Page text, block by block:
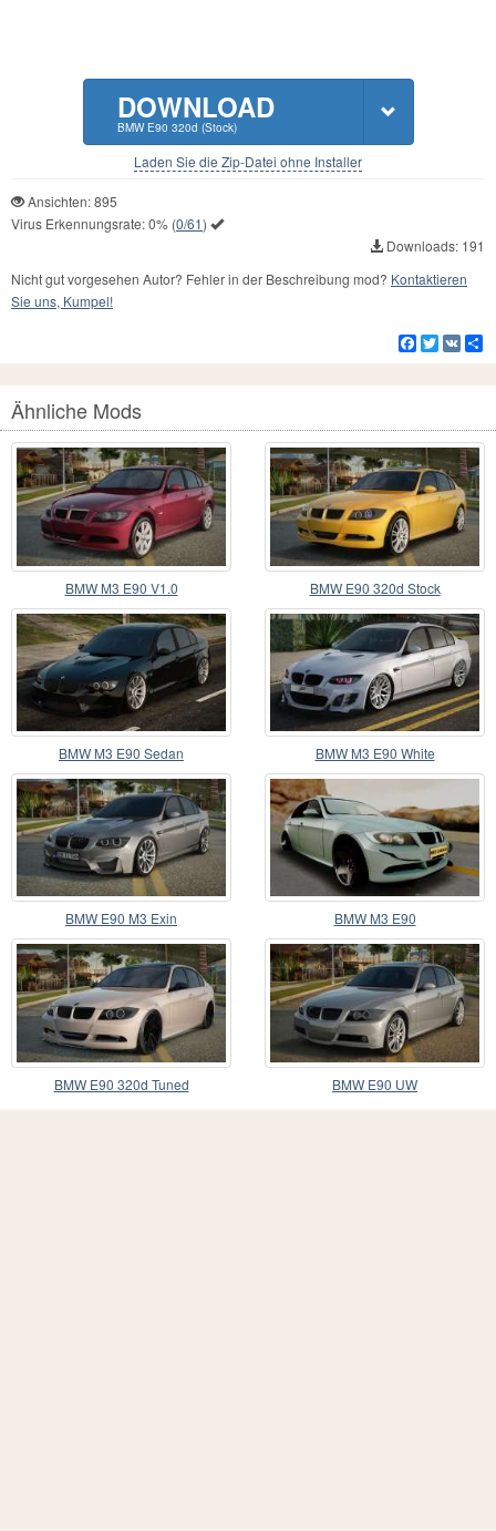
DOWNLOAD
BMW E90 320d (Stock)
Laden Sie die Zip-Datei ohne Installer
Ansichten: 895
Virus Erkennungsrate:0% (0/61)
Downloads: 191
Nicht gut vorgesehen Autor? Fehler in der Beschreibung mod? Kontaktieren
Sie uns, Kumpel!
Facebook
Twitter
VK
Ähnliche Mods
BMW M3 E90 V1.0 BMW E90 320d Stock
BMW M3 E90 Sedan BMW M3 E90 White
BMW E90 M3 Exin BMW M3 E90
BMW E90 320d Tuned BMW E90 UW